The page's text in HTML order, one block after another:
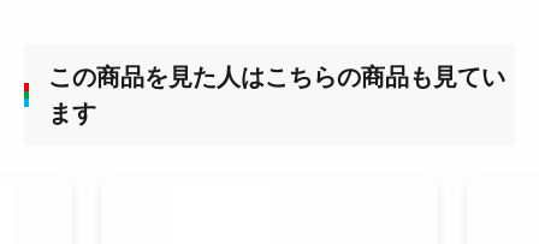
この商品を見た人はこちらの商品も見てい
ます